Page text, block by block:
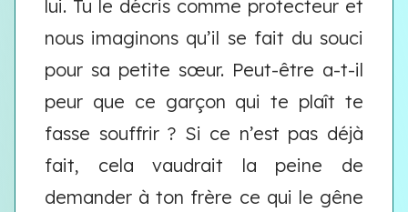
lui. Tu le décris comme protecteur et
nous imaginons qu’il se fait du souci
pour sa petite sœur. Peut-être a-t-il
peur que ce garçon qui te plaît te
fasse souffrir ? Si ce n’est pas déjà
fait, cela vaudrait la peine de
demander à ton frère ce qui le gêne